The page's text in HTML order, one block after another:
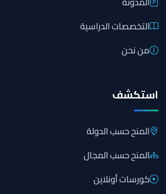
التخصصات الدراسية
من نحن
استكشف
المنح حسب الدولة
المنح حسب المجال
كورسات أونلاين